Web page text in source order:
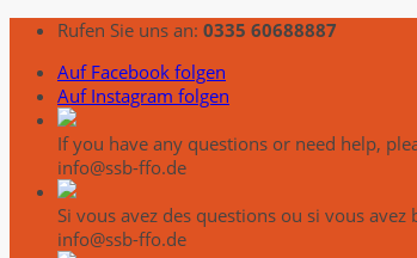
Rufen Sie uns an: 0335 60688887
Auf Facebook folgen
Auf Instagram folgen
If you have any questions or need help,
info@ssb-ffo.de
Si vous avez des questions ou si vous
info@ssb-ffo.de